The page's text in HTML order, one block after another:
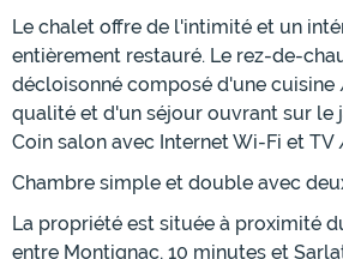
Le chalet offre de l'intimité et un
entièrement restauré. Le rez-de-
décloisonné composé d'une
qualité et d'un séjour ouvrant sur le
Coin salon avec Internet Wi-Fi et
Chambre simple et double avec
La propriété est située à proximité
entre Montignac, 10 minutes et